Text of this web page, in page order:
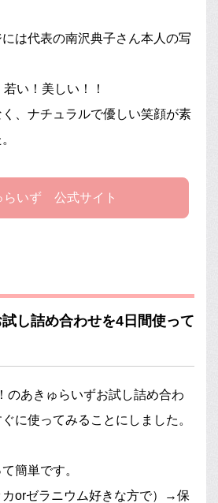
は代表の南沢典子さん本人の写
い！美しい！！
、ナチュラルで優しい笑顔が素
らいず 公式サイト
し詰め合わせを4日間使って
のあきゅらいずお試し詰め合わ
に使ってみることにしました。
簡単です。
orゼラニウム好きな方で）→保